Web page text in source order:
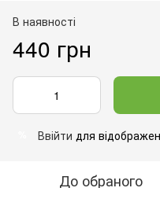
В наявності
440 грн
Ввійти для
До обраного